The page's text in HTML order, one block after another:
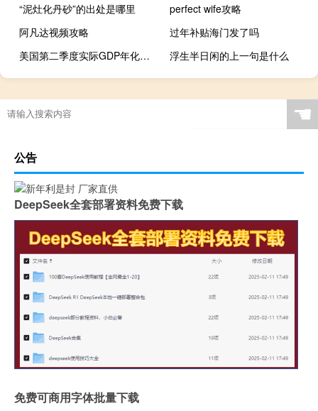
“泥灶化丹砂”的出处是哪里
perfect wife攻略
阿凡达视频攻略
过年补贴海门发了吗
美国第二季度实际GDP年化季率修正值 2.1%预期2.40%前值2.40%
浮生半日闲的上一句是什么
☚
公告
DeepSeek全套部署资料免费下载
免费可商用字体批量下载